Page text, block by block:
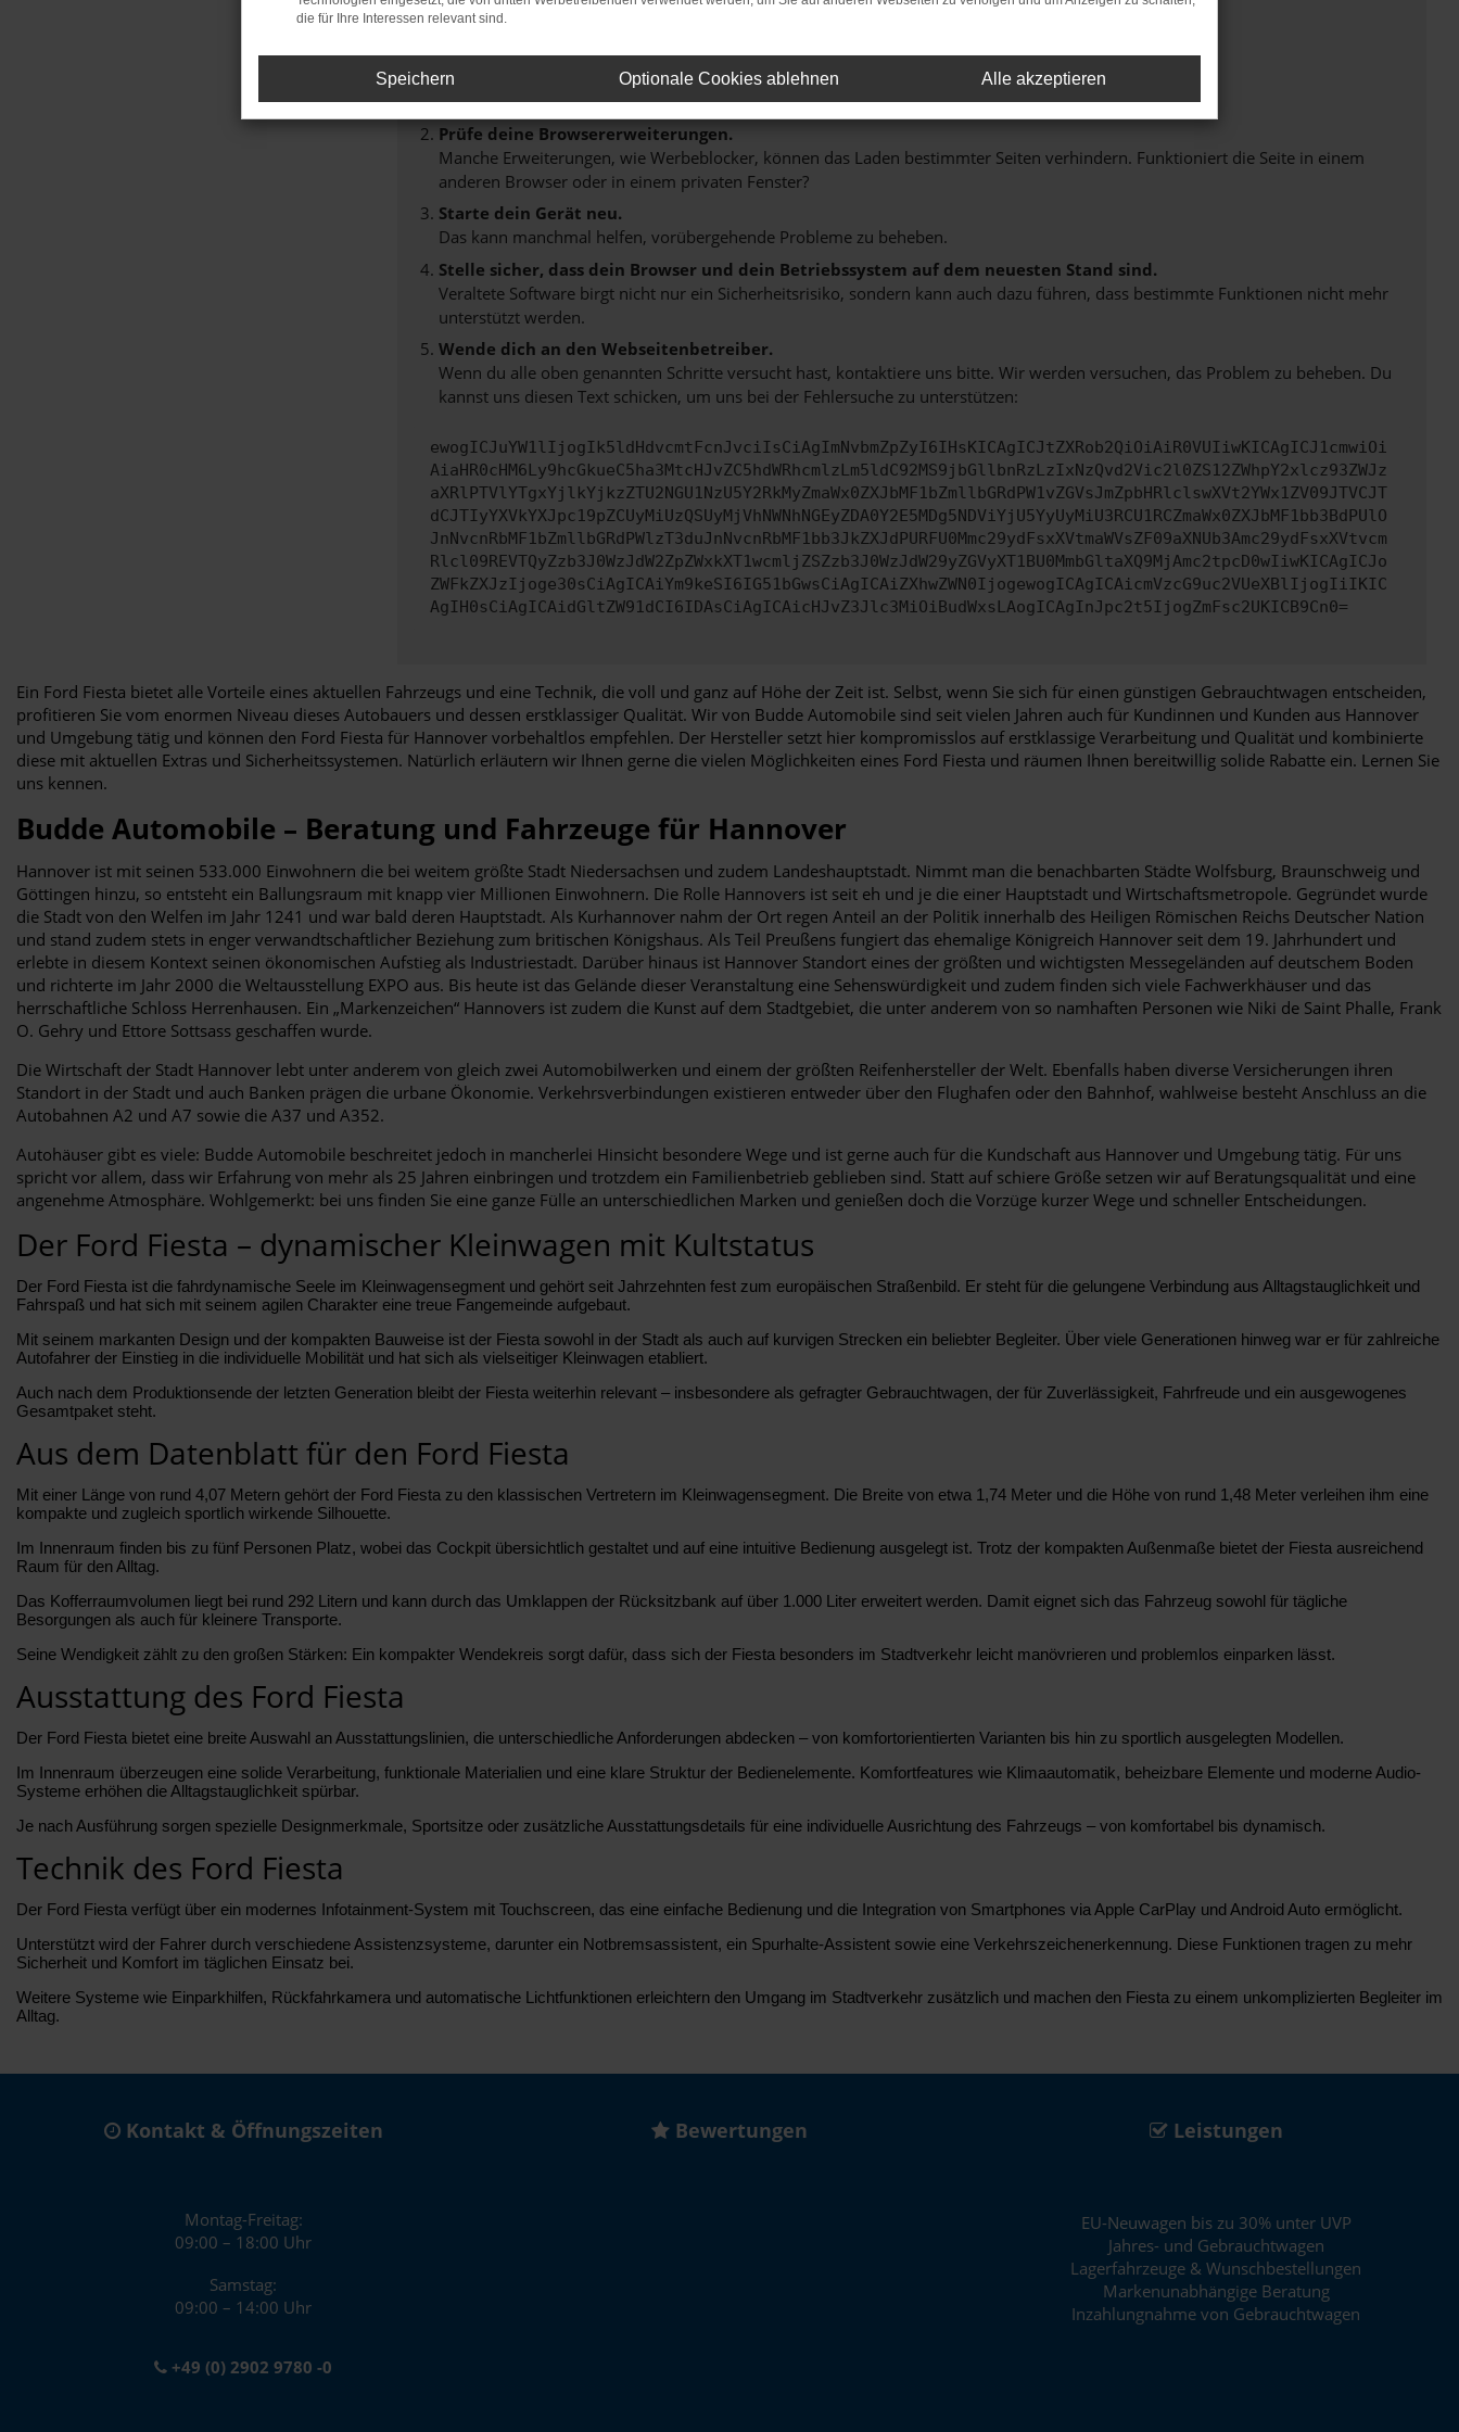
Beim Laden ist ein Fehler aufgetreten.
Überprüfe deine Firewall und deine Internetverbindung.
Laden andere Webseiten, zum Beispiel deine Suchmaschine?
Prüfe deine Browsererweiterungen.
Manche Erweiterungen, wie Werbeblocker, können das Laden bestimmter Seiten verhindern. Funktioniert die Seite in einem
anderen Browser oder in einem privaten Fenster?
Starte dein Gerät neu.
Das kann manchmal helfen, vorübergehende Probleme zu beheben.
Stelle sicher, dass dein Browser und dein Betriebssystem auf dem neuesten Stand sind.
Veraltete Software birgt nicht nur ein Sicherheitsrisiko, sondern kann auch dazu führen, dass bestimmte Funktionen nicht mehr
unterstützt werden.
Wende dich an den Webseitenbetreiber.
Wenn du alle oben genannten Schritte versucht hast, kontaktiere uns bitte. Wir werden versuchen, das Problem zu beheben. Du
kannst uns diesen Text schicken, um uns bei der Fehlersuche zu unterstützen:
ewogICJuYW1lIjogIk5ldHdvcmtFcnJvciIsCiAgImNvbmZpZyI6IHsKICAgICJtZXRob2QiOiAiR0VUIiwKICAgICJ1cmwiOi
AiaHR0cHM6Ly9hcGkueC5ha3MtcHJvZC5hdWRhcmlzLm5ldC92MS9jbGllbnRzLzIxNzQvd2Vic2l0ZS12ZWhpY2xlcz93ZWJz
aXRlPTVlYTgxYjlkYjkzZTU2NGU1NzU5Y2RkMyZmaWx0ZXJbMF1bZmllbGRdPW1vZGVsJmZpbHRlclswXVt2YWx1ZV09JTVCJT
dCJTIyYXVkYXJpc19pZCUyMiUzQSUyMjVhNWNhNGEyZDA0Y2E5MDg5NDViYjU5YyUyMiU3RCU1RCZmaWx0ZXJbMF1bb3BdPUlO
JnNvcnRbMF1bZmllbGRdPWlzT3duJnNvcnRbMF1bb3JkZXJdPURFU0Mmc29ydFsxXVtmaWVsZF09aXNUb3Amc29ydFsxXVtvcm
Rlcl09REVTQyZzb3J0WzJdW2ZpZWxkXT1wcmljZSZzb3J0WzJdW29yZGVyXT1BU0MmbGltaXQ9MjAmc2tpcD0wIiwKICAgICJo
ZWFkZXJzIjoge30sCiAgICAiYm9keSI6IG51bGwsCiAgICAiZXhwZWN0IjogewogICAgICAicmVzcG9uc2VUeXBlIjogIiIKIC
AgIH0sCiAgICAidGltZW91dCI6IDAsCiAgICAicHJvZ3Jlc3MiOiBudWxsLAogICAgInJpc2t5IjogZmFsc2UKICB9Cn0=
Ein Ford Fiesta bietet alle Vorteile eines aktuellen Fahrzeugs und eine Technik, die voll und ganz auf Höhe der Zeit ist. Selbst, wenn Sie sich für einen günstigen Gebrauchtwagen entscheiden,
profitieren Sie vom enormen Niveau dieses Autobauers und dessen erstklassiger Qualität. Wir von Budde Automobile sind seit vielen Jahren auch für Kundinnen und Kunden aus Hannover
und Umgebung tätig und können den Ford Fiesta für Hannover vorbehaltlos empfehlen. Der Hersteller setzt hier kompromisslos auf erstklassige Verarbeitung und Qualität und kombinierte
diese mit aktuellen Extras und Sicherheitssystemen. Natürlich erläutern wir Ihnen gerne die vielen Möglichkeiten eines Ford Fiesta und räumen Ihnen bereitwillig solide Rabatte ein. Lernen Sie
uns kennen.
Budde Automobile – Beratung und Fahrzeuge für Hannover
Hannover ist mit seinen 533.000 Einwohnern die bei weitem größte Stadt Niedersachsen und zudem Landeshauptstadt. Nimmt man die benachbarten Städte Wolfsburg, Braunschweig und
Göttingen hinzu, so entsteht ein Ballungsraum mit knapp vier Millionen Einwohnern. Die Rolle Hannovers ist seit eh und je die einer Hauptstadt und Wirtschaftsmetropole. Gegründet wurde
die Stadt von den Welfen im Jahr 1241 und war bald deren Hauptstadt. Als Kurhannover nahm der Ort regen Anteil an der Politik innerhalb des Heiligen Römischen Reichs Deutscher Nation
und stand zudem stets in enger verwandtschaftlicher Beziehung zum britischen Königshaus. Als Teil Preußens fungiert das ehemalige Königreich Hannover seit dem 19. Jahrhundert und
erlebte in diesem Kontext seinen ökonomischen Aufstieg als Industriestadt. Darüber hinaus ist Hannover Standort eines der größten und wichtigsten Messegeländen auf deutschem Boden
und richterte im Jahr 2000 die Weltausstellung EXPO aus. Bis heute ist das Gelände dieser Veranstaltung eine Sehenswürdigkeit und zudem finden sich viele Fachwerkhäuser und das
herrschaftliche Schloss Herrenhausen. Ein „Markenzeichen“ Hannovers ist zudem die Kunst auf dem Stadtgebiet, die unter anderem von so namhaften Personen wie Niki de Saint Phalle, Frank
O. Gehry und Ettore Sottsass geschaffen wurde.
Die Wirtschaft der Stadt Hannover lebt unter anderem von gleich zwei Automobilwerken und einem der größten Reifenhersteller der Welt. Ebenfalls haben diverse Versicherungen ihren
Standort in der Stadt und auch Banken prägen die urbane Ökonomie. Verkehrsverbindungen existieren entweder über den Flughafen oder den Bahnhof, wahlweise besteht Anschluss an die
Autobahnen A2 und A7 sowie die A37 und A352.
Autohäuser gibt es viele: Budde Automobile beschreitet jedoch in mancherlei Hinsicht besondere Wege und ist gerne auch für die Kundschaft aus Hannover und Umgebung tätig. Für uns
spricht vor allem, dass wir Erfahrung von mehr als 25 Jahren einbringen und trotzdem ein Familienbetrieb geblieben sind. Statt auf schiere Größe setzen wir auf Beratungsqualität und eine
angenehme Atmosphäre. Wohlgemerkt: bei uns finden Sie eine ganze Fülle an unterschiedlichen Marken und genießen doch die Vorzüge kurzer Wege und schneller Entscheidungen.
Der Ford Fiesta – dynamischer Kleinwagen mit Kultstatus
Der Ford Fiesta ist die fahrdynamische Seele im Kleinwagensegment und gehört seit Jahrzehnten fest zum europäischen Straßenbild. Er steht für die gelungene Verbindung aus Alltagstauglichkeit und
Fahrspaß und hat sich mit seinem agilen Charakter eine treue Fangemeinde aufgebaut.
Mit seinem markanten Design und der kompakten Bauweise ist der Fiesta sowohl in der Stadt als auch auf kurvigen Strecken ein beliebter Begleiter. Über viele Generationen hinweg war er für zahlreiche
Autofahrer der Einstieg in die individuelle Mobilität und hat sich als vielseitiger Kleinwagen etabliert.
Auch nach dem Produktionsende der letzten Generation bleibt der Fiesta weiterhin relevant – insbesondere als gefragter Gebrauchtwagen, der für Zuverlässigkeit, Fahrfreude und ein ausgewogenes
Gesamtpaket steht.
Aus dem Datenblatt für den Ford Fiesta
Mit einer Länge von rund 4,07 Metern gehört der Ford Fiesta zu den klassischen Vertretern im Kleinwagensegment. Die Breite von etwa 1,74 Meter und die Höhe von rund 1,48 Meter verleihen ihm eine
kompakte und zugleich sportlich wirkende Silhouette.
Im Innenraum finden bis zu fünf Personen Platz, wobei das Cockpit übersichtlich gestaltet und auf eine intuitive Bedienung ausgelegt ist. Trotz der kompakten Außenmaße bietet der Fiesta ausreichend
Raum für den Alltag.
Das Kofferraumvolumen liegt bei rund 292 Litern und kann durch das Umklappen der Rücksitzbank auf über 1.000 Liter erweitert werden. Damit eignet sich das Fahrzeug sowohl für tägliche
Besorgungen als auch für kleinere Transporte.
Seine Wendigkeit zählt zu den großen Stärken: Ein kompakter Wendekreis sorgt dafür, dass sich der Fiesta besonders im Stadtverkehr leicht manövrieren und problemlos einparken lässt.
Ausstattung des Ford Fiesta
Der Ford Fiesta bietet eine breite Auswahl an Ausstattungslinien, die unterschiedliche Anforderungen abdecken – von komfortorientierten Varianten bis hin zu sportlich ausgelegten Modellen.
Im Innenraum überzeugen eine solide Verarbeitung, funktionale Materialien und eine klare Struktur der Bedienelemente. Komfortfeatures wie Klimaautomatik, beheizbare Elemente und moderne Audio-
Systeme erhöhen die Alltagstauglichkeit spürbar.
Je nach Ausführung sorgen spezielle Designmerkmale, Sportsitze oder zusätzliche Ausstattungsdetails für eine individuelle Ausrichtung des Fahrzeugs – von komfortabel bis dynamisch.
Technik des Ford Fiesta
Der Ford Fiesta verfügt über ein modernes Infotainment-System mit Touchscreen, das eine einfache Bedienung und die Integration von Smartphones via Apple CarPlay und Android Auto ermöglicht.
Unterstützt wird der Fahrer durch verschiedene Assistenzsysteme, darunter ein Notbremsassistent, ein Spurhalte-Assistent sowie eine Verkehrszeichenerkennung. Diese Funktionen tragen zu mehr
Sicherheit und Komfort im täglichen Einsatz bei.
Weitere Systeme wie Einparkhilfen, Rückfahrkamera und automatische Lichtfunktionen erleichtern den Umgang im Stadtverkehr zusätzlich und machen den Fiesta zu einem unkomplizierten Begleiter im
Alltag.
Kontakt & Öffnungszeiten
Montag-Freitag:
09:00 – 18:00 Uhr
Samstag:
09:00 – 14:00 Uhr
+49 (0) 2902 9780 -0
Bewertungen Leistungen
EU-Neuwagen bis zu 30% unter UVP
Jahres- und Gebrauchtwagen
Lagerfahrzeuge & Wunschbestellungen
Markenunabhängige Beratung
Inzahlungnahme von Gebrauchtwagen
die für Ihre Interessen relevant sind.
Speichern Optionale Cookies ablehnen Alle akzeptieren